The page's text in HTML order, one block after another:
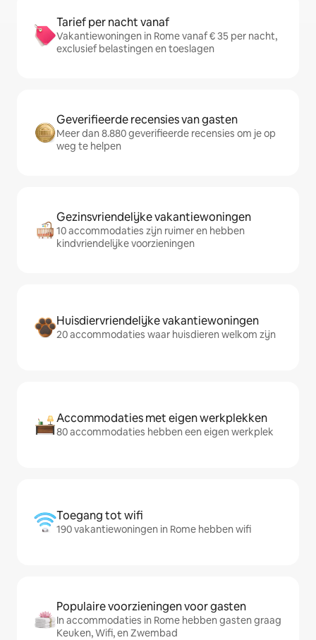
Tarief per nacht vanaf
Vakantiewoningen in Rome vanaf € 35 per nacht,
exclusief belastingen en toeslagen
Geverifieerde recensies van gasten
Meer dan 8.880 geverifieerde recensies om je op
weg te helpen
Gezinsvriendelijke vakantiewoningen
10 accommodaties zijn ruimer en hebben
kindvriendelijke voorzieningen
Huisdiervriendelijke vakantiewoningen
20 accommodaties waar huisdieren welkom zijn
Accommodaties met eigen werkplekken
80 accommodaties hebben een eigen werkplek
Toegang tot wifi
190 vakantiewoningen in Rome hebben wifi
Populaire voorzieningen voor gasten
In accommodaties in Rome hebben gasten graag
Keuken, Wifi, en Zwembad